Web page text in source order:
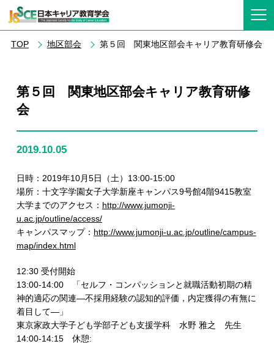
TOP 地区部会 第５回 関東地区部会キャリア教育研修会
第５回 関東地区部会キャリア教育研修
会
2019.10.05
日時：2019年10月5日（土）13:00-15:00
場所：十文字学園女子大学新座キャンパス9号館4階9415教室
大学までのアクセス： http://www.jumonji-
u.ac.jp/outline/access/
キャンパスマップ： http://www.jumonji-u.ac.jp/outline/campus-
map/index.html
12:30 受付開始
13:00-14:00 「セルフ・コンパッションと就職活動初期の精
神的適応の関連―不採用経験の認知的評価，内定獲得の有無に
着目して―」
東京家政大学子ども学部子ども支援学科 水野 雅之 先生
14:00-14:15 休憩: